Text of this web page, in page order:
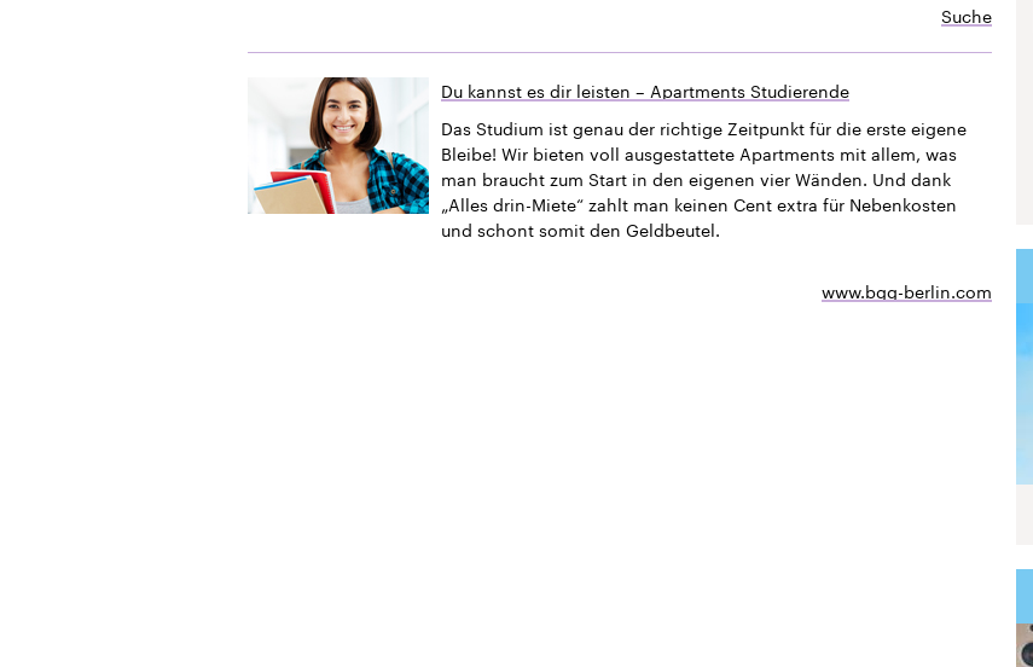
Suche
Du kannst es dir leisten – Apartments Studierende
Das Studium ist genau der richtige Zeitpunkt für die erste eigene
Bleibe! Wir bieten voll ausgestattete Apartments mit allem, was
man braucht zum Start in den eigenen vier Wänden. Und dank
„Alles drin-Miete“ zahlt man keinen Cent extra für Nebenkosten
und schont somit den Geldbeutel.
www.bgg-berlin.com